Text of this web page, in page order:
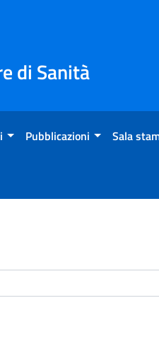
di Sanità
Pubblicazioni Sala